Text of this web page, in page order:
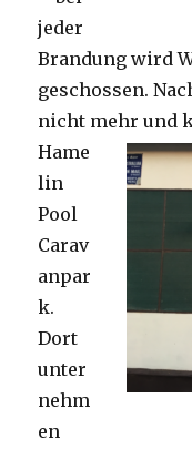
jeder
Brandung wird
geschossen.
nicht mehr und
Hame
lin
Pool
Carav
anpar
k.
Dort
unter
nehm
en